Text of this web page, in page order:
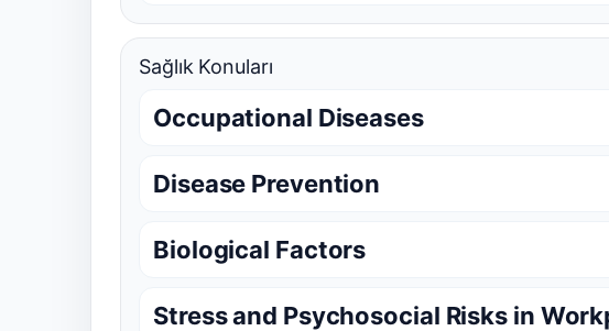
Sağlık Konuları
Occupational Diseases
Disease Prevention
Biological Factors
Stress and Psychosocial Risks in